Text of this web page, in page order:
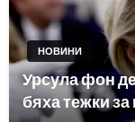
НОВИНИ
Урсула фон
бяха тежки за